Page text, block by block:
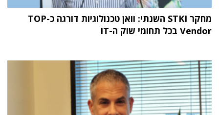
מחקר STKI השנתי: וואן טכנולוגיות דורגה כ-TOP
Vendor בכל תחומי שוק ה-IT